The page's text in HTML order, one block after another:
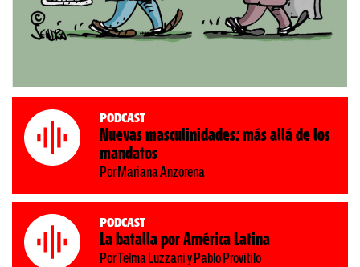
Podcast
Nuevas masculinidades: más allá de los
mandatos
Por Mariana Anzorena
Podcast
La batalla por América Latina
Por Telma Luzzani y Pablo Provitilo